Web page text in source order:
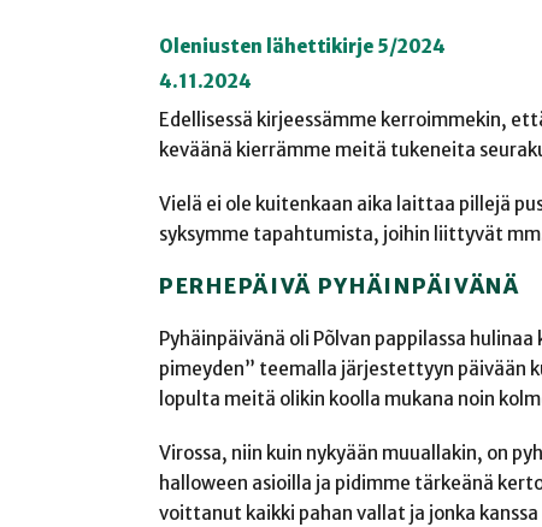
Oleniusten lähettikirje 5/2024
4.11.2024
Edellisessä kirjeessämme kerroimmekin,
keväänä kierrämme meitä tukeneita
Vielä ei ole kuitenkaan aika laittaa pillejä
syksymme tapahtumista, joihin liittyvät
PERHEPÄIVÄ PYHÄINPÄIVÄNÄ
Pyhäinpäivänä oli Põlvan pappilassa
pimeyden” teemalla järjestettyyn päivään
lopulta meitä olikin koolla mukana noin
Virossa, niin kuin nykyään muuallakin, on
halloween asioilla ja pidimme tärkeänä
voittanut kaikki pahan vallat ja jonka